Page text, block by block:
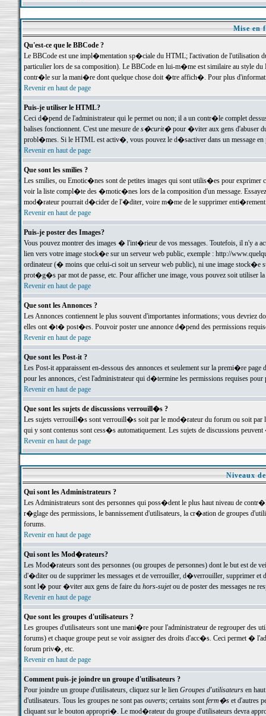
Mise en
Qu'est-ce que le BBCode ?
Le BBCode est une impl�mentation sp�ciale du HTML; l'activation de l'utilisation
particulier lors de sa composition). Le BBCode en lui-m�me est similaire au style
contr�le sur la mani�re dont quelque chose doit �tre affich�. Pour plus
Revenir en haut de page
Puis-je utiliser le HTML?
Ceci d�pend de l'administrateur qui le permet ou non; il a un contr�le complet
balises fonctionnent. C'est une mesure de s�curit�pour �viter aux gens d'abuser
probl�mes. Si le HTML est activ�, vous pouvez le d�sactiver dans un message en
Revenir en haut de page
Que sont les smilies ?
Les smilies, ou Emotic�nes sont de petites images qui sont utilis�es pour exprimer
voir la liste compl�te des �motic�nes lors de la composition d'un message.
mod�rateur pourrait d�cider de l'�diter, voire m�me de le supprimer
Revenir en haut de page
Puis-je poster des Images?
Vous pouvez montrer des images � l'int�rieur de vos messages. Toutefois, il n'y a
lien vers votre image stock�e sur un serveur web public, exemple : http://
ordinateur (� moins que celui-ci soit un serveur web public), ni une image stock�e
prot�g�s par mot de passe, etc. Pour afficher une image, vous pouvez soit
Revenir en haut de page
Que sont les Annonces ?
Les Annonces contiennent le plus souvent d'importantes informations; vous devriez
elles ont �t� post�es. Pouvoir poster une annonce d�pend des permissions
Revenir en haut de page
Que sont les Post-it ?
Les Post-it apparaissent en-dessous des annonces et seulement sur la premi�re
pour les annonces, c'est l'administrateur qui d�termine les permissions requises pour
Revenir en haut de page
Que sont les sujets de discussions verrouill�s ?
Les sujets verrouill�s sont verrouill�s soit par le mod�rateur du forum ou soit par
qui y sont contenus sont cess�s automatiquement. Les sujets de discussions
Revenir en haut de page
Niveaux
Qui sont les Administrateurs ?
Les Administrateurs sont des personnes qui poss�dent le plus haut niveau de
r�glage des permissions, le bannissement d'utilisateurs, la cr�ation de groupes
forums.
Revenir en haut de page
Qui sont les Mod�rateurs?
Les Mod�rateurs sont des personnes (ou groupes de personnes) dont le but est de
d'�diter ou de supprimer les messages et de verrouiller, d�verrouiller, supprimer
sont l� pour �viter aux gens de faire du hors-sujetou de poster des messages ne
Revenir en haut de page
Que sont les groupes d'utilisateurs ?
Les groupes d'utilisateurs sont une mani�re pour l'administrateur de regrouper des
forums) et chaque groupe peut se voir assigner des droits d'acc�s. Ceci permet
forum priv�, etc.
Revenir en haut de page
Comment puis-je joindre un groupe d'utilisateurs ?
Pour joindre un groupe d'utilisateurs, cliquez sur le lien Groupes d'utilisateursen haut
d'utilisateurs. Tous les groupes ne sont pas ouverts; certains sontferm�set d'autres
cliquant sur le bouton appropri�. Le mod�rateur du groupe d'utilisateurs devra